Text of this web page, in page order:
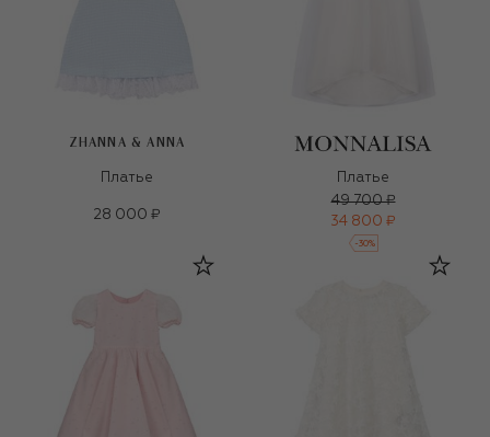
ZHANNA & ANNA
Платье
28 000 ₽
Платье
49 700 ₽
34 800 ₽
-30%